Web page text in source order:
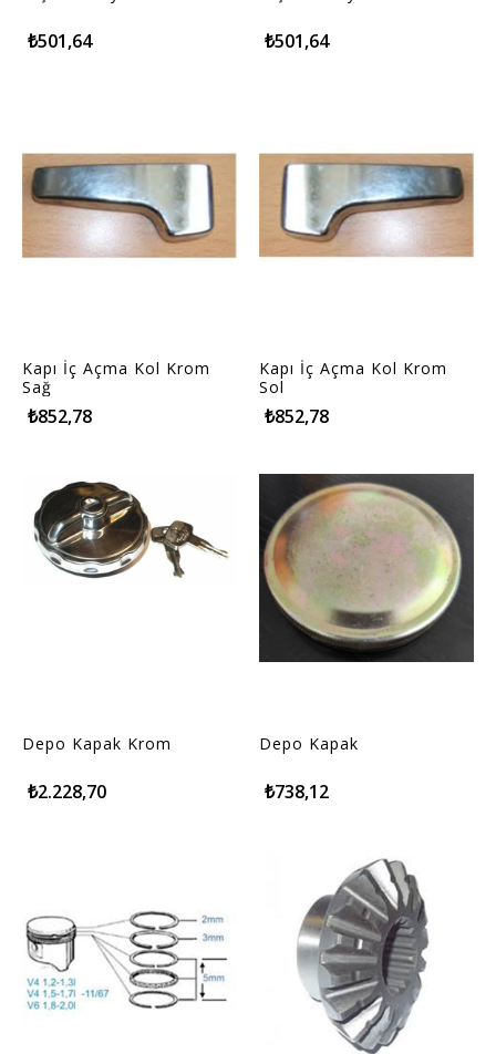
₺501,64 ₺501,64
Kapı İç Açma Kol Krom
Sağ
₺852,78
Kapı İç Açma Kol Krom
Sol
₺852,78
Depo Kapak Krom
₺2.228,70
Depo Kapak
₺738,12